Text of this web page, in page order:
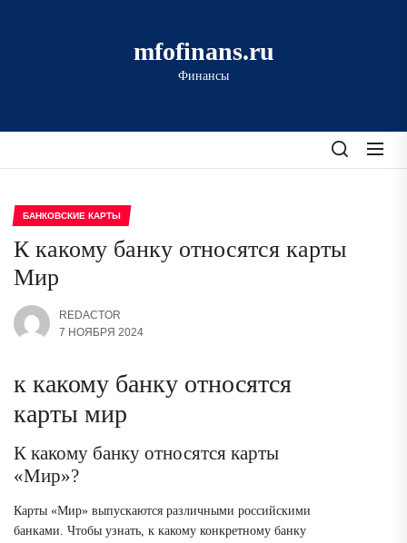
mfofinans.ru
Финансы
БАНКОВСКИЕ КАРТЫ
К какому банку относятся карты
Мир
REDACTOR
7 НОЯБРЯ 2024
к какому банку относятся
карты мир
К какому банку относятся карты
«Мир»?
Карты «Мир» выпускаются различными российскими
банками. Чтобы узнать, к какому конкретному банку